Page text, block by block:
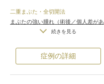
リーは不可） /仕上がりが完璧に自分
の理想の形にならないことがある
二重まぶた・全切開法
まぶたの強い腫れ（術後／個人差があ
内出血（術後）/
不自然な二重（無理に二重の幅を広
/仕上がりのわずかな左右
続きを見る
症例の詳細